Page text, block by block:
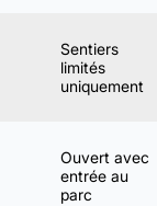
Sentiers
limités
uniquement
Ouvert avec
entrée au
parc